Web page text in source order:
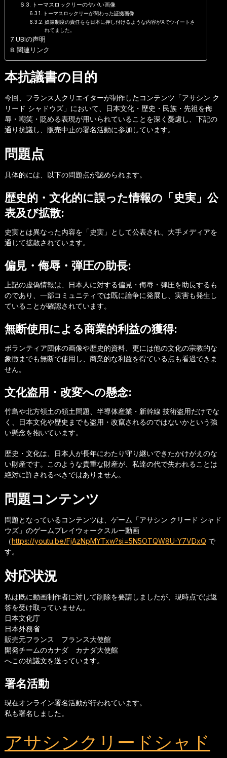
トーマスロックリーのヤバい画像
トーマスロックリーが関わった証拠画像
奴隷制度の責任をを日本に押し付けるような内容がXでツイートさ
れてました。
UBIの声明
関連リンク
本抗議書の目的
今回、フランス人クリエイターが制作したコンテンツ「アサシン ク
リード シャドウズ」において、日本文化・歴史・民族・先祖を侮
辱・嘲笑・貶める表現が用いられていることを深く憂慮し、下記の
通り抗議し、販売中止の署名活動に参加しています。
問題点
具体的には、以下の問題点が認められます。
歴史的・文化的に誤った情報の「史実」公
表及び拡散:
史実とは異なった内容を「史実」として公表され、大手メディアを
通じて拡散されています。
偏見・侮辱・弾圧の助長:
上記の虚偽情報は、日本人に対する偏見・侮辱・弾圧を助長するも
のであり、一部コミュニティでは既に論争に発展し、実害も発生し
ていることが確認されています。
無断使用による商業的利益の獲得:
ボランティア団体の画像や歴史的資料、更には他の文化の宗教的な
象徴までも無断で使用し、商業的な利益を得ている点も看過できま
せん。
文化盗用・改変への懸念:
竹島や北方領土の領土問題、半導体産業・新幹線 技術盗用だけでな
く、日本文化や歴史までも盗用・改竄されるのではないかという強
い懸念を抱いています。
歴史・文化は、日本人が長年にわたり守り継いできたかけがえのな
い財産です。このような貴重な財産が、私達の代で失われることは
絶対に許されるべきではありません。
問題コンテンツ
問題となっているコンテンツは、ゲーム「アサシン クリード シャド
ウズ」のゲームプレイウォークスルー動画
（https://youtu.be/FjAzNpMYTxw?si=5N5OTQW8U-Y7VDxQ で
す。
対応状況
私は既に動画制作者に対して削除を要請しましたが、現時点では返
答を受け取っていません。
日本文化庁
日本外務省
販売元フランス フランス大使館
開発チームのカナダ カナダ大使館
へこの抗議文を送っています。
署名活動
現在オンライン署名活動が行われています。
私も署名しました。
アサシンクリードシャド